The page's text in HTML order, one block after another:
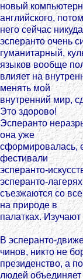
новый
английского,
него сейчас
эсперанто очень
гуманитарный,
языков вообще
влияет на
менять мой
внутренний мир,
Это здорово!
Эсперанто
она уже
сформировалась,
фестивали
эсперанто-
эсперанто-
съезжаются со
на природе в
палатках.
В эсперанто-
чинов, никто не
президенство, а
людей объединяет